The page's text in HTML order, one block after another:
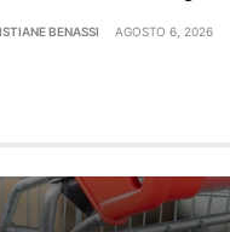
BENASSI AGOSTO 6, 2026